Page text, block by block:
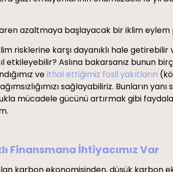
azaltmaya başlayacak bir iklim eylem
risklerine karşı dayanıklı hale
Aslına bakarsanız bunun
veithal ettiğimiz fosil yakıtların
sağlayabiliriz. Bunların
mücadele gücünü artırmak gibi
Finansmana İhtiyacımız Var